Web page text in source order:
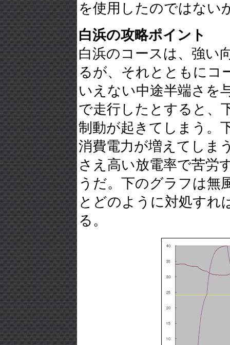
を使用したのではない
白浜の攻略ポイント
白浜のコースは、強い
るが、それとともにコ
いえない中途半端さを
で走行したとすると、
制動が起きてしまう。
消費電力が増えてしま
さえ高い放電率で苦労
うだ。下のグラフは無
とどのように対処すれ
る。